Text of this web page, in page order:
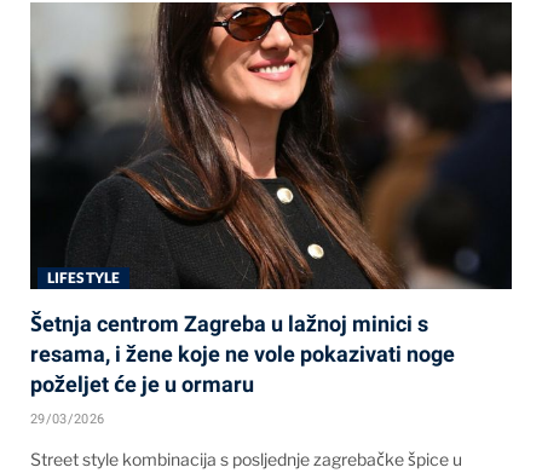
LIFESTYLE
Šetnja centrom Zagreba u lažnoj minici s
resama, i žene koje ne vole pokazivati noge
poželjet će je u ormaru
29/03/2026
Street style kombinacija s posljednje zagrebačke špice u